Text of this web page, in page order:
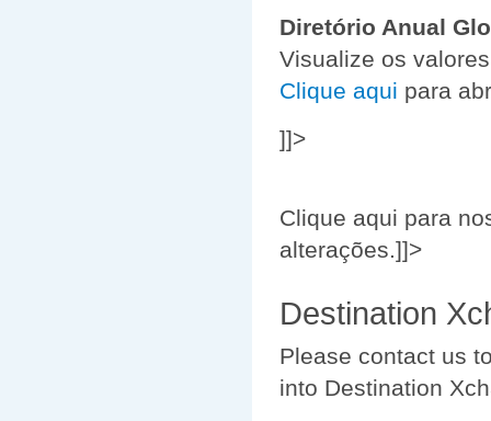
Diretório Anual
Visualize os
Clique aqui para
]]>
Clique aqui para
alterações.]]>
Destination
Please contact us
into Destination